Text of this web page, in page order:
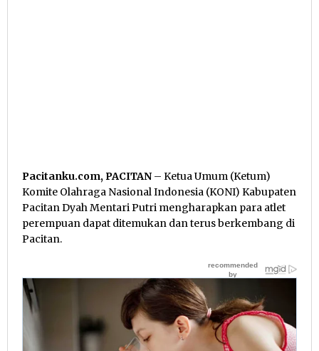
Pacitanku.com, PACITAN – Ketua Umum (Ketum)
Komite Olahraga Nasional Indonesia (KONI) Kabupaten
Pacitan Dyah Mentari Putri mengharapkan para atlet
perempuan dapat ditemukan dan terus berkembang di
Pacitan.